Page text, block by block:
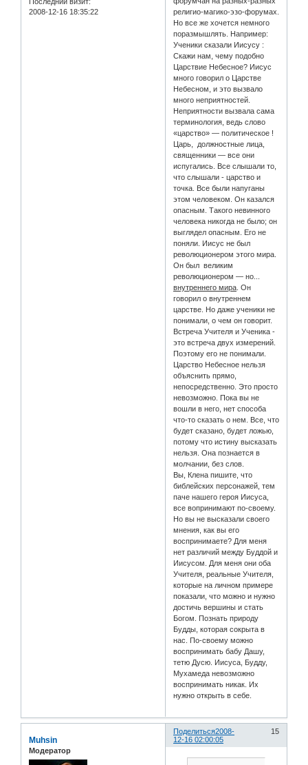
2008-12-16 18:35:22
религио-магико-эзо-форумах.
Но все же хочется немного
поразмышлять. Например:
Ученики сказали Иисусу :
Скажи нам, чему подобно
Царствие Небесное? Иисус
много говорил о Царстве
Небесном, и это вызвало
много неприятностей.
Неприятности вызвала сама
терминология, ведь слово
«царство» — политическое !
Царь, должностные лица,
священники — все они
испугались. Все слышали то,
что слышали - царство и
точка. Все были напуганы
этом человеком. Он казался
опасным. Такого невинного
человека никогда не было; он
выглядел опасным. Его не
поняли. Иисус не был
революционером этого мира.
Он был великим
революционером — но...
внутреннего мира. Он
говорил о внутреннем
царстве. Но даже ученики не
понимали, о чем он говорит.
Встреча Учителя и Ученика -
это встреча двух измерений.
Поэтому его не понимали.
Царство Небесное нельзя
объяснить прямо,
непосредственно. Это просто
невозможно. Пока вы не
вошли в него, нет способа
что-то сказать о нем. Все, что
будет сказано, будет ложью,
потому что истину высказать
нельзя. Она познается в
молчании, без слов.
Вы, Клена пишите, что
библейских персонажей, тем
паче нашего героя Иисуса,
все вопринимают по-своему.
Но вы не высказали своего
мнения, как вы его
воспринимаете? Для меня
нет различий между Буддой и
Иисусом. Для меня они оба
Учителя, реальные Учителя,
которые на личном примере
показали, что можно и нужно
достичь вершины и стать
Богом. Познать природу
Будды, которая сокрыта в
нас. По-своему можно
воспринимать бабу Дашу,
тетю Дусю. Иисуса, Будду,
Мухамеда невозможно
воспринимать никак. Их
нужно открыть в себе.
Поделиться 15
2008-
12-16 02:00:05
Muhsin
Модератор